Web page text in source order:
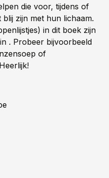
die voor, tijdens of
zijn met hun lichaam.
in dit boek zijn
. Probeer bijvoorbeeld
of